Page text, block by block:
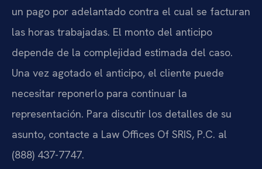
un pago por adelantado contra el cual se facturan
las horas trabajadas. El monto del anticipo
depende de la complejidad estimada del caso.
Una vez agotado el anticipo, el cliente puede
necesitar reponerlo para continuar la
representación. Para discutir los detalles de su
asunto, contacte a Law Offices Of SRIS, P.C. al
(888) 437-7747.